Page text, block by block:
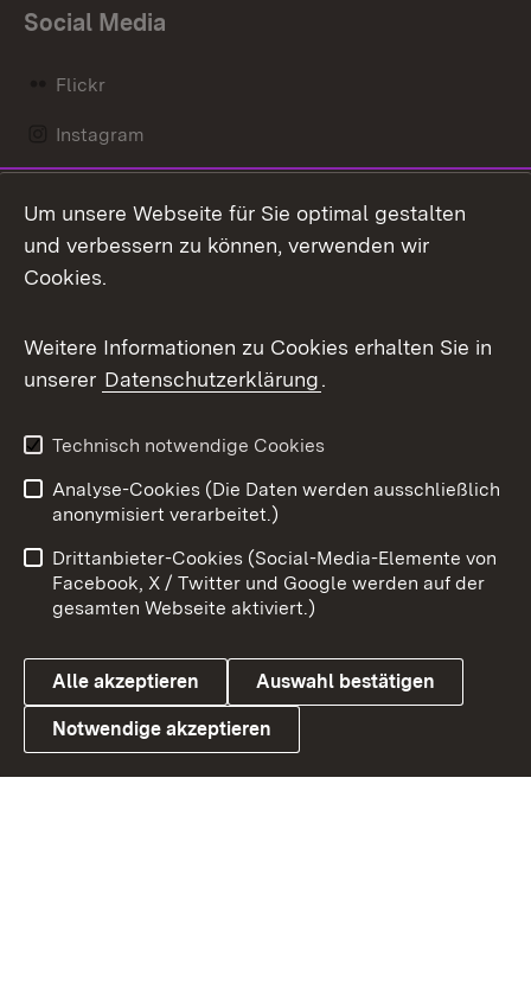
Social Media
Flickr
Instagram
Mastodon
Messenger
Social Wall
X / Twitter
Youtube
Link zum Landesportal
Benutzungshinweise
Barrierefreiheit
Datenschutz
Cookies
Um unsere Webseite für Sie optimal gestalten
und verbessern zu können, verwenden wir
Cookies.
Weitere Informationen zu Cookies erhalten Sie in
unserer Datenschutzerklärung.
Technisch notwendige Cookies
Analyse-Cookies (Die Daten werden ausschließlich
anonymisiert verarbeitet.)
Drittanbieter-Cookies (Social-Media-Elemente von
Facebook, X / Twitter und Google werden auf der
gesamten Webseite aktiviert.)
Alle akzeptieren Auswahl bestätigen
Notwendige akzeptieren